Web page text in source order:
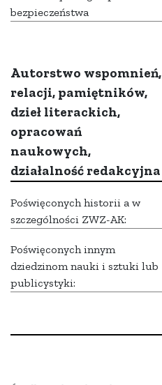
bezpieczeństwa
Autorstwo wspomnień,
relacji, pamiętników,
dzieł literackich,
opracowań
naukowych,
działalność redakcyjna
Poświęconych historii a w
szczególności ZWZ-AK:
Poświęconych innym
dziedzinom nauki i sztuki lub
publicystyki: